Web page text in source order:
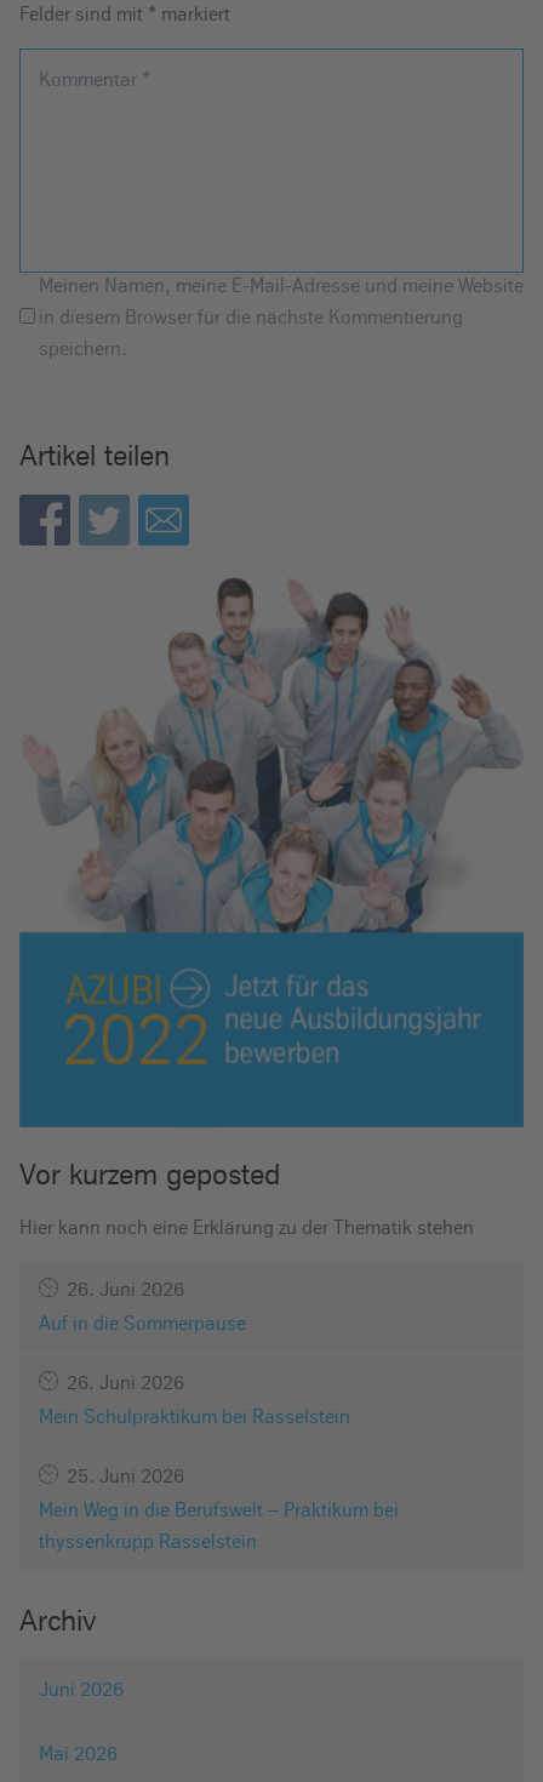
Felder sind mit * markiert
Kommentar *
Meinen Namen, meine E-Mail-Adresse und meine Website
in diesem Browser für die nächste Kommentierung
speichern.
Artikel teilen
Vor kurzem geposted
Hier kann noch eine Erklärung zu der Thematik stehen
26. Juni 2026
Auf in die Sommerpause
26. Juni 2026
Mein Schulpraktikum bei Rasselstein
25. Juni 2026
Mein Weg in die Berufswelt – Praktikum bei
thyssenkrupp Rasselstein
Archiv
Juni 2026
Mai 2026